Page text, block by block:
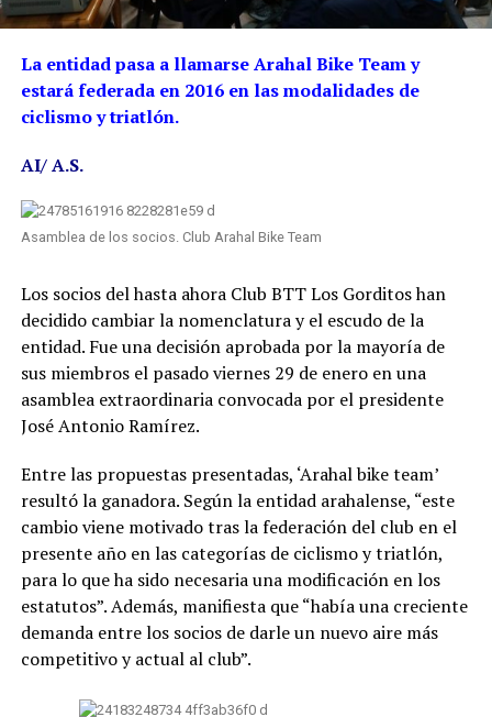
La entidad pasa a llamarse Arahal Bike Team y
estará federada en 2016 en las modalidades de
ciclismo y triatlón.
AI/ A.S.
Asamblea de los socios. Club Arahal Bike Team
Los socios del hasta ahora Club BTT Los Gorditos han
decidido cambiar la nomenclatura y el escudo de la
entidad. Fue una decisión aprobada por la mayoría de
sus miembros el pasado viernes 29 de enero en una
asamblea extraordinaria convocada por el presidente
José Antonio Ramírez.
Entre las propuestas presentadas, ‘Arahal bike team’
resultó la ganadora. Según la entidad arahalense, “este
cambio viene motivado tras la federación del club en el
presente año en las categorías de ciclismo y triatlón,
para lo que ha sido necesaria una modificación en los
estatutos”. Además, manifiesta que “había una creciente
demanda entre los socios de darle un nuevo aire más
competitivo y actual al club”.